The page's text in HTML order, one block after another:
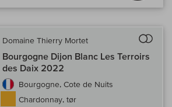
Domaine Thierry Mortet
Bourgogne Dijon Blanc Les Terroirs
des Daix 2022
Bourgogne, Cote de Nuits
Chardonnay, tør